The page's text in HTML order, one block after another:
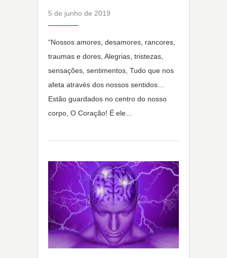
5 de junho de 2019
“Nossos amores, desamores, rancores,
traumas e dores, Alegrias, tristezas,
sensações, sentimentos, Tudo que nos
afeta através dos nossos sentidos…
Estão guardados no centro do nosso
corpo, O Coração! É ele…